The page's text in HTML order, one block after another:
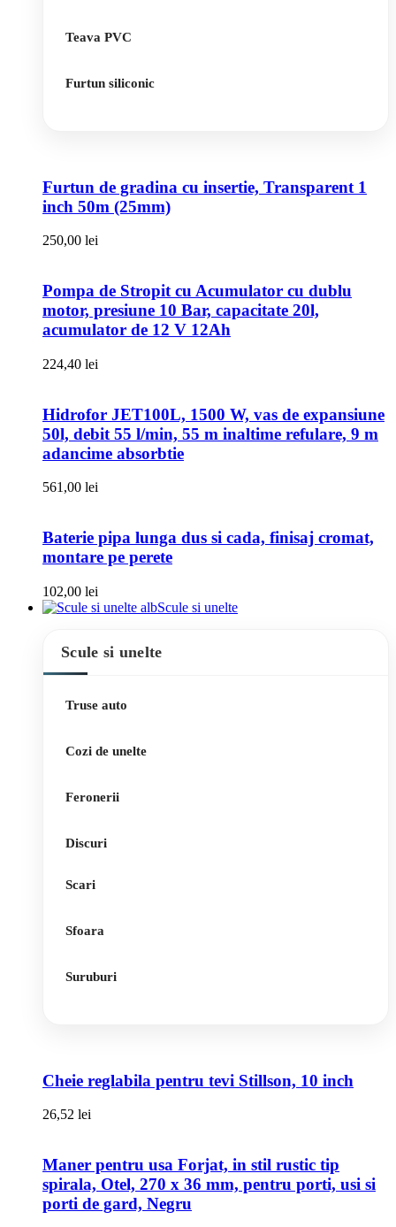
Teava PVC
Furtun siliconic
Furtun de gradina cu insertie, Transparent 1
inch 50m (25mm)
250,00 lei
Pompa de Stropit cu Acumulator cu dublu
motor, presiune 10 Bar, capacitate 20l,
acumulator de 12 V 12Ah
224,40 lei
Hidrofor JET100L, 1500 W, vas de expansiune
50l, debit 55 l/min, 55 m inaltime refulare, 9 m
adancime absorbtie
561,00 lei
Baterie pipa lunga dus si cada, finisaj cromat,
montare pe perete
102,00 lei
Scule si unelte
Scule si unelte
Truse auto
Cozi de unelte
Feronerii
Discuri
Scari
Sfoara
Suruburi
Cheie reglabila pentru tevi Stillson, 10 inch
26,52 lei
Maner pentru usa Forjat, in stil rustic tip
spirala, Otel, 270 x 36 mm, pentru porti, usi si
porti de gard, Negru